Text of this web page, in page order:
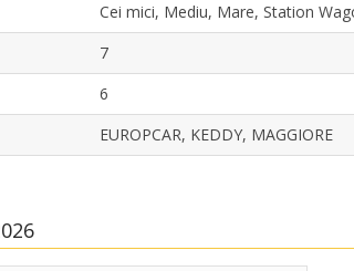
Cei mici, Mediu, Mare, Station
7
6
EUROPCAR, KEDDY, MAGGIORE